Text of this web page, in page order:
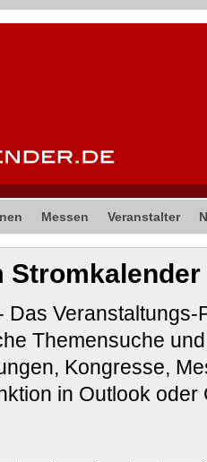
Messen Veranstalter
Stromkalender
Das Veranstaltungs-
Themensuche
Kongresse,
in Outlook oder